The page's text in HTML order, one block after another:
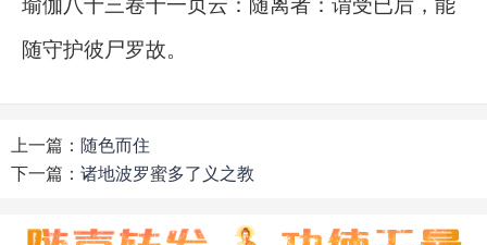
随守护彼尸罗故。
上一篇： 随色而住
下一篇： 诸地波罗蜜多了义之教